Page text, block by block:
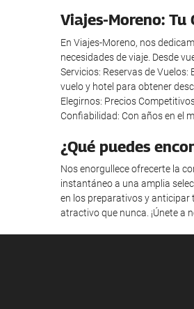
Viajes-Moreno:
En Viajes-Moreno, nos
necesidades de viaje. Desde
Servicios: Reservas de
vuelo y hotel para obtener
Elegirnos: Precios
Confiabilidad: Con años en el
¿Qué puedes
Nos enorgullece ofrecerte la
instantáneo a una amplia
en los preparativos y anticipar
atractivo que nunca. ¡Únete a